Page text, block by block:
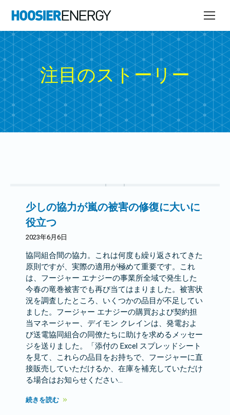
注目のストーリー
少しの協力が嵐の被害の修復に大いに
役立つ
2023年6月6日
協同組合間の協力。これは何度も繰り返されてきた
原則ですが、実際の適用が極めて重要です。これ
は、フージャー エナジーの事業所全域で発生した
今春の竜巻被害でも再び当てはまりました。被害状
況を調査したところ、いくつかの品目が不足してい
ました。フージャー エナジーの購買および契約担
当マネージャー、デイモン クレインは、発電およ
び送電協同組合の同僚たちに助けを求めるメッセー
ジを送りました。「添付の Excel スプレッドシート
を見て、これらの品目をお持ちで、フージャーに直
接販売していただけるか、在庫を補充していただけ
る場合はお知らせください...
続きを読む